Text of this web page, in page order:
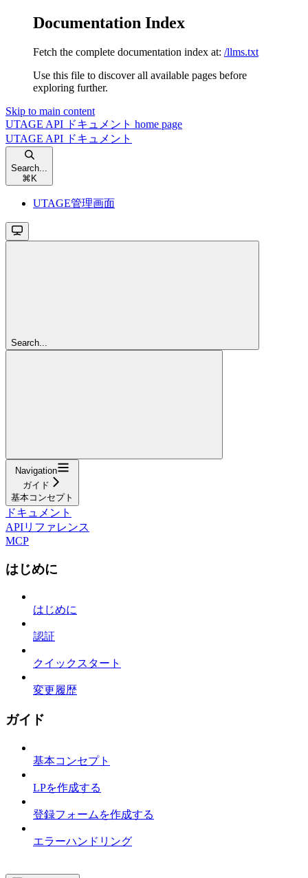
Documentation Index
Fetch the complete documentation index at: /llms.txt
Use this file to discover all available pages before
exploring further.
Skip to main content
UTAGE API ドキュメント home page
UTAGE API ドキュメント
Search...
⌘ K
UTAGE管理画面
Search...
Navigation
ガイド
基本コンセプト
ドキュメント
APIリファレンス
MCP
はじめに
はじめに
認証
クイックスタート
変更履歴
ガイド
基本コンセプト
LPを作成する
登録フォームを作成する
エラーハンドリング